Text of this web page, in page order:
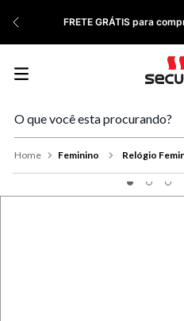
FRETE GRÁTIS para
Feminino
9º